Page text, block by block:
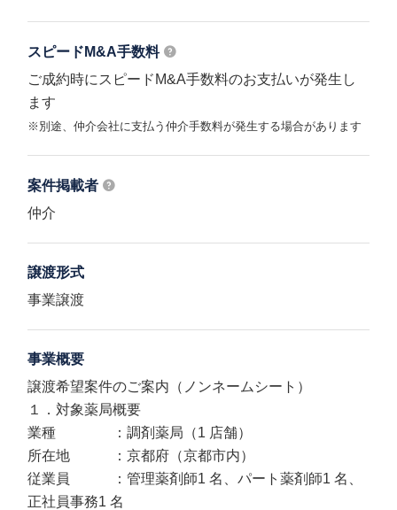
スピードM&A手数料
ご成約時にスピードM&A手数料のお支払いが発生し
ます
※別途、仲介会社に支払う仲介手数料が発生する場合があります
案件掲載者
仲介
譲渡形式
事業譲渡
事業概要
譲渡希望案件のご案内（ノンネームシート）
１．対象薬局概要
業種 ：調剤薬局（1 店舗）
所在地 ：京都府（京都市内）
従業員 ：管理薬剤師1 名、パート薬剤師1 名、
正社員事務1 名